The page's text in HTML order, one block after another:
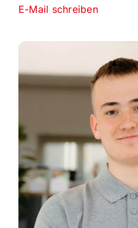
E-Mail schreiben